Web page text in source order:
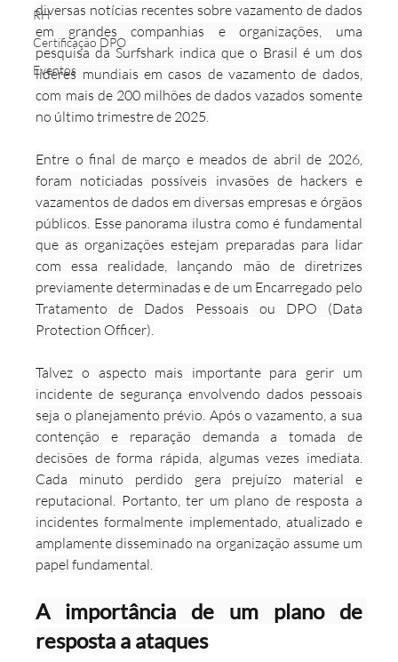
RH
Certificação DPO
Eventos
diversas notícias recentes sobre vazamento de dados
em grandes companhias e organizações, uma
pesquisa da Surfshark indica que o Brasil é um dos
líderes mundiais em casos de vazamento de dados,
com mais de 200 milhões de dados vazados somente
no último trimestre de 2025.
Entre o final de março e meados de abril de 2026,
foram noticiadas possíveis invasões de hackers e
vazamentos de dados em diversas empresas e órgãos
públicos. Esse panorama ilustra como é fundamental
que as organizações estejam preparadas para lidar
com essa realidade, lançando mão de diretrizes
previamente determinadas e de um Encarregado pelo
Tratamento de Dados Pessoais ou DPO (Data
Protection Officer).
Talvez o aspecto mais importante para gerir um
incidente de segurança envolvendo dados pessoais
seja o planejamento prévio. Após o vazamento, a sua
contenção e reparação demanda a tomada de
decisões de forma rápida, algumas vezes imediata.
Cada minuto perdido gera prejuízo material e
reputacional. Portanto, ter um plano de resposta a
incidentes formalmente implementado, atualizado e
amplamente disseminado na organização assume um
papel fundamental.
A importância de um plano de
resposta a ataques